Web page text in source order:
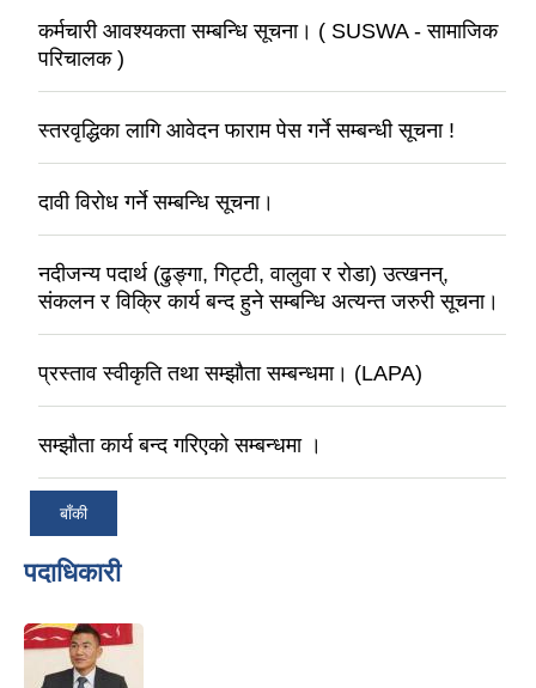
कर्मचारी आवश्यकता सम्बन्धि सूचना। ( SUSWA - सामाजिक
परिचालक )
स्तरवृद्धिका लागि आवेदन फाराम पेस गर्ने सम्बन्धी सूचना !
दावी विरोध गर्ने सम्बन्धि सूचना।
नदीजन्य पदार्थ (ढुङ्गा, गिट्टी, वालुवा र रोडा) उत्खनन्,
संकलन र विक्रि कार्य बन्द हुने सम्बन्धि अत्यन्त जरुरी सूचना।
प्रस्ताव स्वीकृति तथा सम्झौता सम्बन्धमा। (LAPA)
सम्झौता कार्य बन्द गरिएको सम्बन्धमा ।
बाँकी
पदाधिकारी